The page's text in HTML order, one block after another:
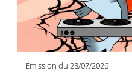
Émission du 28/07/2026